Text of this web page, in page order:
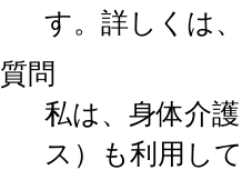
す。詳しくは
質問
私は、身体介
ス）も利用し